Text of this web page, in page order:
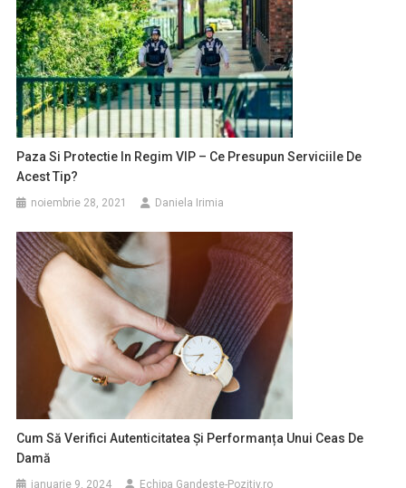
Paza Si Protectie In Regim VIP – Ce Presupun Serviciile De
Acest Tip?
noiembrie 28, 2021 Daniela Irimia
Cum Să Verifici Autenticitatea Și Performanța Unui Ceas De
Damă
ianuarie 9, 2024 Echipa Gandeste-Pozitiv.ro